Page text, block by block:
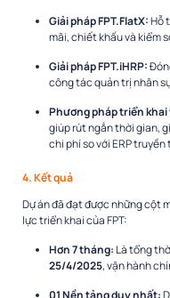
Giải pháp FPT.FlatX:Hỗ
mãi, chiết khấu và kiểm
Giải pháp FPT.iHRP:
công tác quản trị nhân
Phương pháp triển
giúp rút ngắn thời gian,
chi phí so với ERP truyền
4. Kết quả
Dự án đã đạt được những cột
lực triển khai của FPT:
Hơn 7 tháng: Là tổng
25/4/2025, vận hành
01 Nền tảng duy nhất: